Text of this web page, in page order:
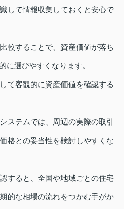
して情報収集しておくと安心で
較することで、資産価値が落ち
に選びやすくなります。
て客観的に資産価値を確認する
ステムでは、周辺の実際の取引
格との妥当性を検討しやすくな
すると、全国や地域ごとの住宅
的な相場の流れをつかむ手がか